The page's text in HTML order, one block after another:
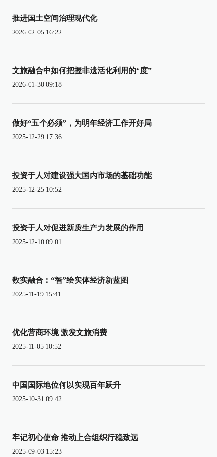
推进国土空间治理现代化
2026-02-05 16:22
文旅融合中如何把握非遗活化利用的“度”
2026-01-30 09:18
做好“五个必须”，为明年经济工作开好局
2025-12-29 17:36
投资于人对建设强大国内市场的基础功能
2025-12-25 10:52
投资于人对促进新质生产力发展的作用
2025-12-10 09:01
数实融合：“智”绘实体经济新蓝图
2025-11-19 15:41
优化营商环境 激发文旅消费
2025-11-05 10:52
中国国际地位何以实现百年跃升
2025-10-31 09:42
牢记初心使命 推动上合组织行稳致远
2025-09-03 15:23